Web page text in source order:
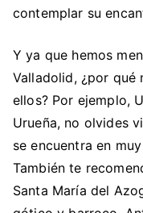
contemplar su
Y ya que hemos
Valladolid, ¿por qué
ellos? Por ejemplo,
Urueña, no olvides
se encuentra en
También te
Santa María del